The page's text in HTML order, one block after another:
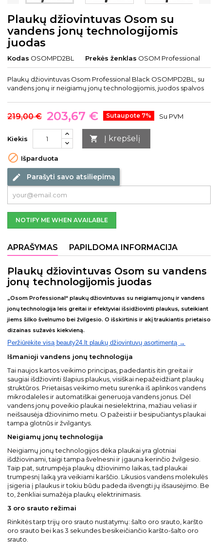
Plaukų džiovintuvas Osom su
vandens jonų technologijomis
juodas
Kodas OSOMPD2BL Prekės ženklas OSOM Professional
Plaukų džiovintuvas Osom Professional Black OSOMPD2BL, su
vandens jonų ir neigiamų jonų technologijomis, juodos spalvos
219,00 € 203,67 € Sutaupote 7% Su PVM
Kiekis  Į krepšelį
 Išparduota
edit Parašyti savo atsiliepimą
NOTIFY ME WHEN AVAILABLE
APRAŠYMAS PAPILDOMA INFORMACIJA
Plaukų džiovintuvas Osom su vandens
jonų technologijomis juodas
„Osom Professional“ plaukų džiovintuvas su neigiamų jonų ir vandens
jonų technologija leis greitai ir efektyviai išsidžiovinti plaukus, suteikiant
jiems šilko švelnumo bei žvilgesio. O išskirtinis ir akį traukiantis prietaiso
dizainas sužavės kiekvieną.
Peržiūrėkite visą beauty24.lt plaukų džiovintuvų asortimentą →
Išmanioji vandens jonų technologija
Tai naujos kartos veikimo principas, padedantis itin greitai ir
saugiai išdžiovinti šlapius plaukus, visiškai nepažeidžiant plaukų
struktūros. Prietaisas veikimo metu surenka iš aplinkos vandens
mikrodaleles ir automatiškai generuoja vandens jonus. Dėl
vandens jonų poveikio plaukai nesielektrina, mažiau veliasi ir
neišsausėja džiovinimo metu. O pažeisti ir besipučiantys plaukai
tampa glotnūs ir žvilgantys.
Neigiamų jonų technologija
Neigiamų jonų technologijos dėka plaukai yra glotniai
išdžiovinami, taigi tampa švelnesni ir įgauna kerinčio žvilgesio.
Taip pat, sutrumpėja plaukų džiovinimo laikas, tad plaukai
trumpesnį laiką yra veikiami karščio. Likusios vandens molekulės
įsigeria į plaukus ir tokiu būdu padeda išvengti jų išsausėjimo. Be
to, ženkliai sumažėja plaukų elektrinimasis.
3 oro srauto režimai
Rinkitės tarp trijų oro srauto nustatymų: šalto oro srauto, karšto
oro srauto bei kas 3 sekundes besikeičiančio karšto-šalto oro
srauto.